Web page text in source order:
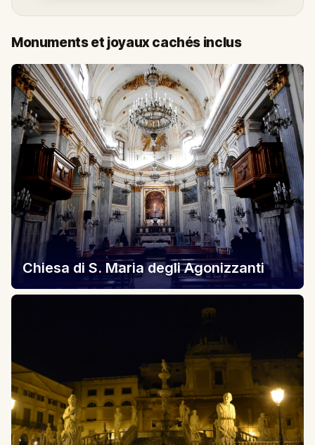
Monuments et joyaux cachés inclus
Chiesa di S. Maria degli Agonizzanti